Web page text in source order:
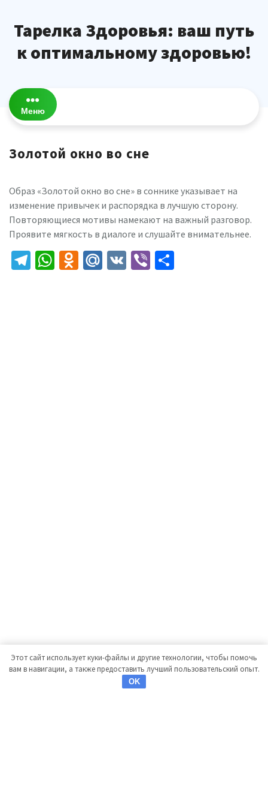
содержимому
Тарелка Здоровья: ваш путь
к оптимальному здоровью!
Меню
Золотой окно во сне
Образ «Золотой окно во сне» в соннике указывает на
изменение привычек и распорядка в лучшую сторону.
Повторяющиеся мотивы намекают на важный разговор.
Проявите мягкость в диалоге и слушайте внимательнее.
Telegram
WhatsApp
Odnoklassniki
Mail.Ru
VK Viber
Этот сайт использует куки-файлы и другие технологии, чтобы помочь
вам в навигации, а также предоставить лучший пользовательский опыт.
OK